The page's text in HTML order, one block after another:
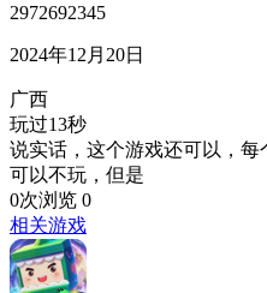
2972692345
2024年12月20日
广西
玩过13秒
说实话，这个游戏还可以，
可以不玩，但是
0次浏览 0
相关游戏